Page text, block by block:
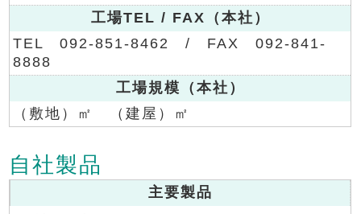
工場TEL / FAX（本社）
TEL 092-851-8462 / FAX 092-841-
8888
工場規模（本社）
（敷地）㎡ （建屋）㎡
自社製品
主要製品